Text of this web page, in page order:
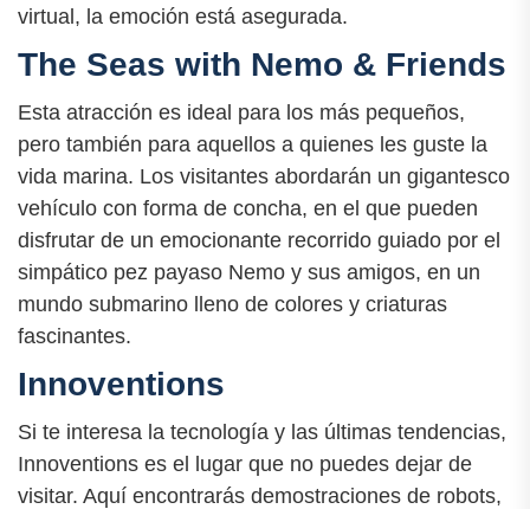
virtual, la emoción está asegurada.
The Seas with Nemo & Friends
Esta atracción es ideal para los más pequeños,
pero también para aquellos a quienes les guste la
vida marina. Los visitantes abordarán un gigantesco
vehículo con forma de concha, en el que pueden
disfrutar de un emocionante recorrido guiado por el
simpático pez payaso Nemo y sus amigos, en un
mundo submarino lleno de colores y criaturas
fascinantes.
Innoventions
Si te interesa la tecnología y las últimas tendencias,
Innoventions es el lugar que no puedes dejar de
visitar. Aquí encontrarás demostraciones de robots,